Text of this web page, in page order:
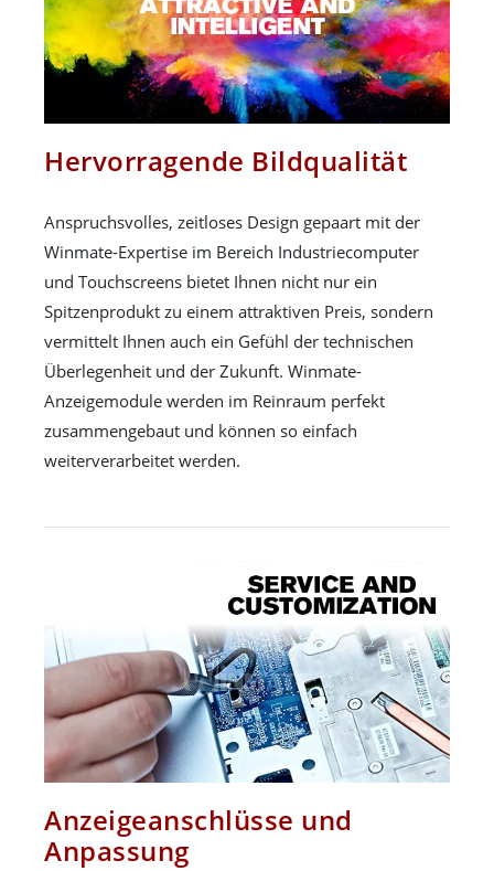
Hervorragende Bildqualität
Anspruchsvolles, zeitloses Design gepaart mit der
Winmate-Expertise im Bereich Industriecomputer
und Touchscreens bietet Ihnen nicht nur ein
Spitzenprodukt zu einem attraktiven Preis, sondern
vermittelt Ihnen auch ein Gefühl der technischen
Überlegenheit und der Zukunft. Winmate-
Anzeigemodule werden im Reinraum perfekt
zusammengebaut und können so einfach
weiterverarbeitet werden.
Anzeigeanschlüsse und
Anpassung